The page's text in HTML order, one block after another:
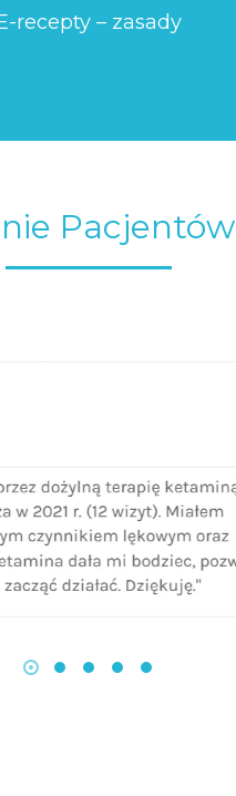
recepty – zasady
Pacjentów